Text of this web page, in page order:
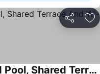
Partilhar
Room Mencía With Shared Pool, Shared Terrace And Wi-fi